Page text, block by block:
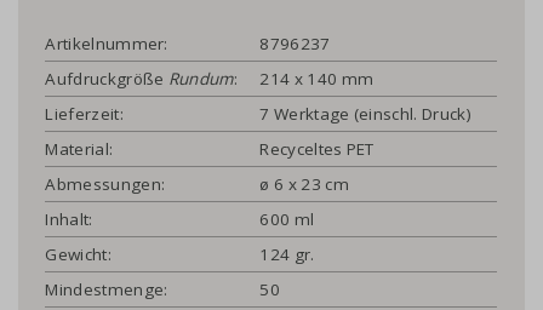
Artikelnummer:
8796237
Aufdruckgröße Rundum:
214 x 140 mm
Lieferzeit:
7 Werktage (einschl. Druck)
Material:
Recyceltes PET
Abmessungen:
ø 6 x 23 cm
Inhalt:
600 ml
Gewicht:
124 gr.
Mindestmenge:
50